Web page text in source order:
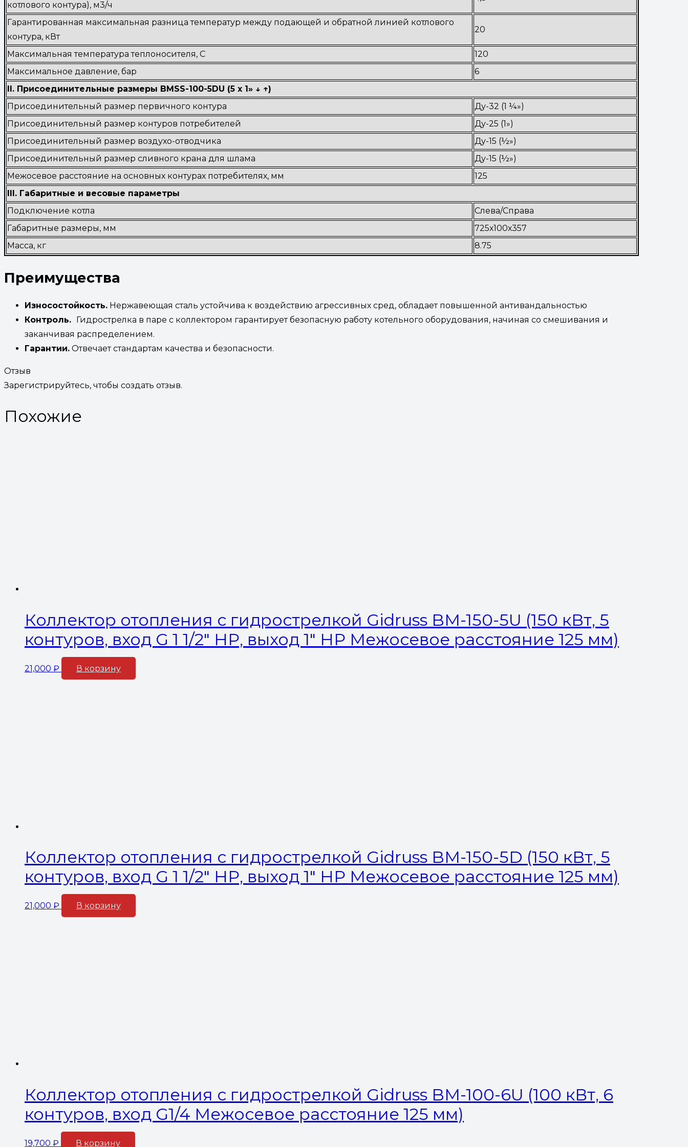
котлового контура), м3/ч
Гарантированная максимальная разница температур между подающей и обратной линией котлового
контура, кВт
20
Максимальная температура теплоносителя, С
120
Максимальное давление, бар
6
II. Присоединительные размеры BMSS-100-5DU (5 х 1» ↓ ↑)
Присоединительный размер первичного контура
Ду-32 (1 ¼»)
Присоединительный размер контуров потребителей
Ду-25 (1»)
Присоединительный размер воздухо-отводчика
Ду-15 (½»)
Присоединительный размер сливного крана для шлама
Ду-15 (½»)
Межосевое расстояние на основных контурах потребителях, мм
125
III. Габаритные и весовые параметры
Подключение котла
Слева/Справа
Габаритные размеры, мм
725х100х357
Масса, кг
8.75
Преимущества
Износостойкость. Нержавеющая сталь устойчива к воздействию агрессивных сред, обладает повышенной антивандальностью
Контроль.
Гидрострелка в паре с коллектором гарантирует безопасную работу котельного оборудования, начиная со смешивания и
заканчивая распределением.
Гарантии. Отвечает стандартам качества и безопасности.
Отзыв
Зарегистрируйтесь, чтобы создать отзыв.
Похожие
Коллектор отопления с гидрострелкой Gidruss BM-150-5U (150 кВт, 5
контуров, вход G 1 1/2″ НР, выход 1″ НР Межосевое расстояние 125 мм)
21,000 ₽ В корзину
Коллектор отопления с гидрострелкой Gidruss BM-150-5D (150 кВт, 5
контуров, вход G 1 1/2″ НР, выход 1″ НР Межосевое расстояние 125 мм)
21,000 ₽ В корзину
Коллектор отопления с гидрострелкой Gidruss BM-100-6U (100 кВт, 6
контуров, вход G1/4 Межосевое расстояние 125 мм)
19,700 ₽ В корзину